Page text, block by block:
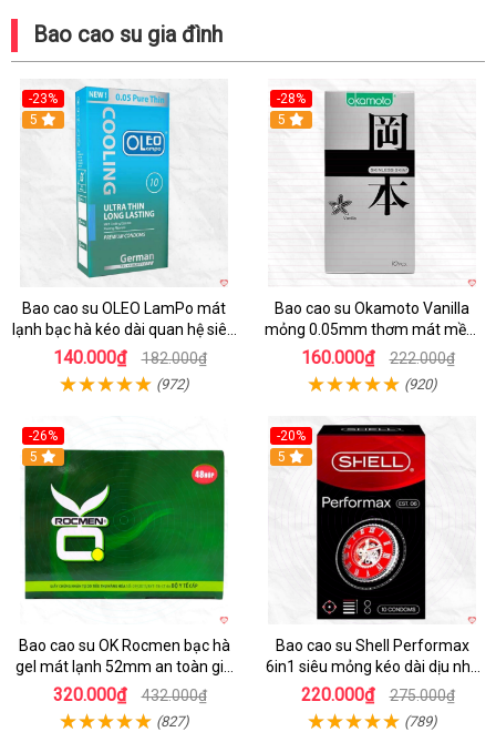
Bao cao su gia đình
-23%
5
Bao cao su OLEO LamPo mát
lạnh bạc hà kéo dài quan hệ siêu
mỏng
140.000₫ 182.000₫
(972)
-28%
Hot
5
Bao cao su Okamoto Vanilla
mỏng 0.05mm thơm mát mềm
mại
160.000₫ 222.000₫
(920)
-26%
Hot
5
Bao cao su OK Rocmen bạc hà
gel mát lạnh 52mm an toàn giá
tốt
320.000₫ 432.000₫
(827)
-20%
5
Bao cao su Shell Performax
6in1 siêu mỏng kéo dài dịu nhẹ
kích thích
220.000₫ 275.000₫
(789)